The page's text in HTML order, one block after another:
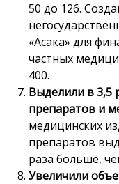
50 до 126.
«Асака» для
частных
400.
Выделили в 3,5
препаратов и
медицинских
препаратов
раза больше,
Увеличили